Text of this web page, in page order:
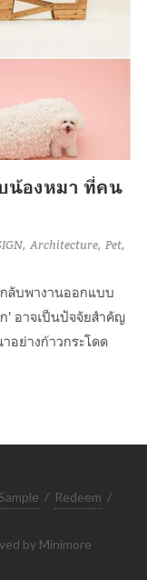
น้องหมา ที่คน
Architecture Pet
ลับพางานออกแบบ
' อาจเป็นปัจจัยสำคัญ
อย่างก้าวกระโดด
Sample / Redeem /
by Minimore